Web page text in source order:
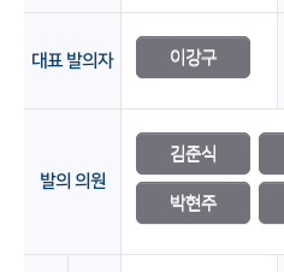
대표 발의자 이강구
발의 의원
김준식
박현주